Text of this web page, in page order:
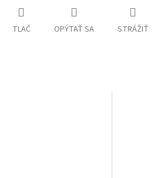
TLAČ OPÝTAŤ SA STRÁŽIŤ